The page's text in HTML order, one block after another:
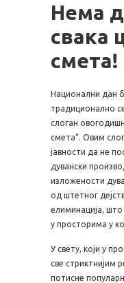
Нема
свака
смета!
Национални дан
традиционално
слоган
смета“. Овим
јавности да не
дувански
изложености
од штетног
елиминација,
у просторима у
У свету, који у
све стриктнијим
потисне